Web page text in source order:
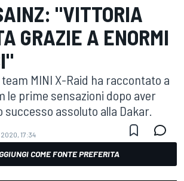
"VITTORIA
GRAZIE A ENORMI
MINI X-Raid ha raccontato a
le prime sensazioni dopo aver
assoluto alla Dakar.
2020, 17:34
COME FONTE PREFERITA